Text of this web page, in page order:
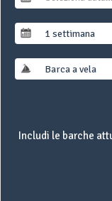
1 settimana
Barca a vela
Includi le barche